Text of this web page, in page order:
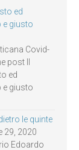
ed
e giusto
Covid-
post Il
ed
e giusto
le quinte
29, 2020
Edoardo